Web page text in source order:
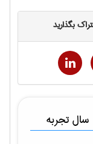
بگذارید
سال تجربه